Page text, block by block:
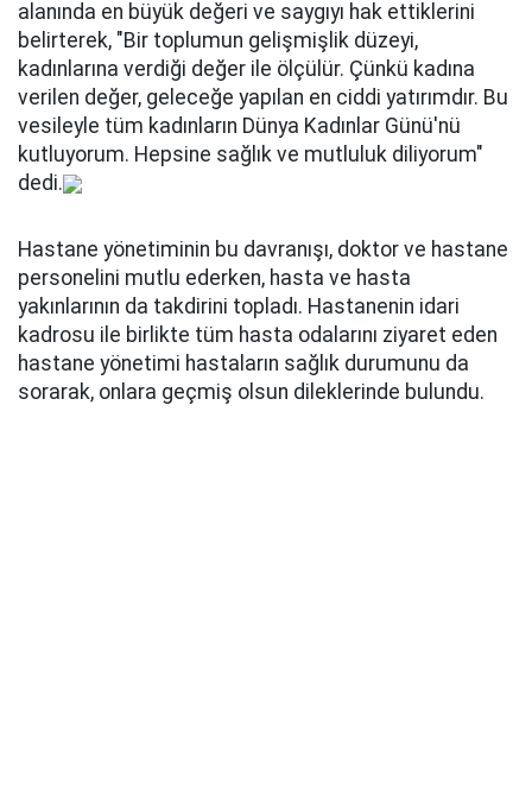
alanında en büyük değeri ve saygıyı hak ettiklerini
belirterek, "Bir toplumun gelişmişlik düzeyi,
kadınlarına verdiği değer ile ölçülür. Çünkü kadına
verilen değer, geleceğe yapılan en ciddi yatırımdır. Bu
vesileyle tüm kadınların Dünya Kadınlar Günü'nü
kutluyorum. Hepsine sağlık ve mutluluk diliyorum"
dedi.
Hastane yönetiminin bu davranışı, doktor ve hastane
personelini mutlu ederken, hasta ve hasta
yakınlarının da takdirini topladı. Hastanenin idari
kadrosu ile birlikte tüm hasta odalarını ziyaret eden
hastane yönetimi hastaların sağlık durumunu da
sorarak, onlara geçmiş olsun dileklerinde bulundu.